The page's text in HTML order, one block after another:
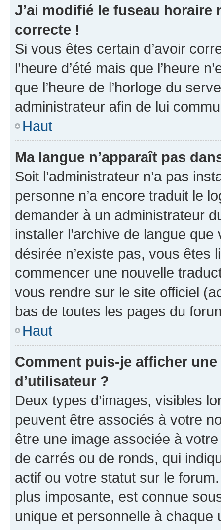
J’ai modifié le fuseau horaire
correcte !
Si vous êtes certain d’avoir
l’heure d’été mais que l’heure
que l’heure de l’horloge du
administrateur afin de lui
Haut
Ma langue n’apparaît pas
Soit l’administrateur n’a pas
personne n’a encore traduit le
demander à un administrateur
installer l’archive de langue
désirée n’existe pas, vous êtes
commencer une nouvelle
vous rendre sur le site officiel
bas de toutes les pages du
Haut
Comment puis-je afficher
d’utilisateur ?
Deux types d’images, visibles
peuvent être associés à votre
être une image associée à
de carrés ou de ronds, qui
actif ou votre statut sur le
plus imposante, est connue
unique et personnelle à chaque